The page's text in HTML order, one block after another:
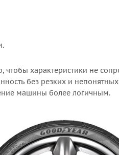
чтобы характеристики не
без резких и
машины более логичным.